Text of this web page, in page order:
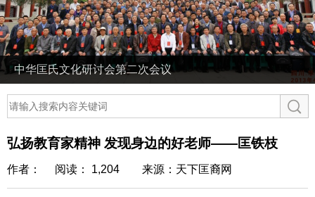
中华匡氏文化研讨会第二次会议
弘扬教育家精神 发现身边的好老师——匡铁枝
作者： 阅读： 1,204 来源：天下匡裔网